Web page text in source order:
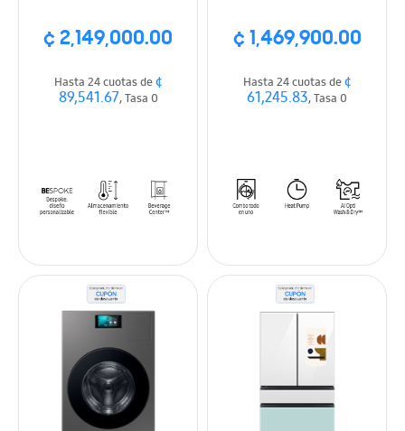
¢ 2,149,000.00
Hasta 24 cuotas de¢
89,541.67, Tasa 0
¢ 1,469,900.00
Hasta 24 cuotas de¢
61,245.83, Tasa 0